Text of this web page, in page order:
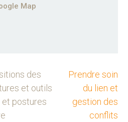
Map
des
et outils
postures
Prendre soin
du lien et
gestion des
conflits